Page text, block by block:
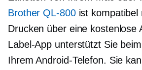
Brother QL-800ist kompatibel
Drucken über eine kostenlose
Label-App unterstützt Sie
Ihrem Android-Telefon. Sie